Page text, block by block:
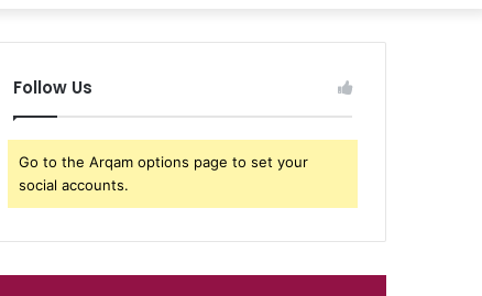
Follow Us
Go to the Arqam options page to set your
social accounts.